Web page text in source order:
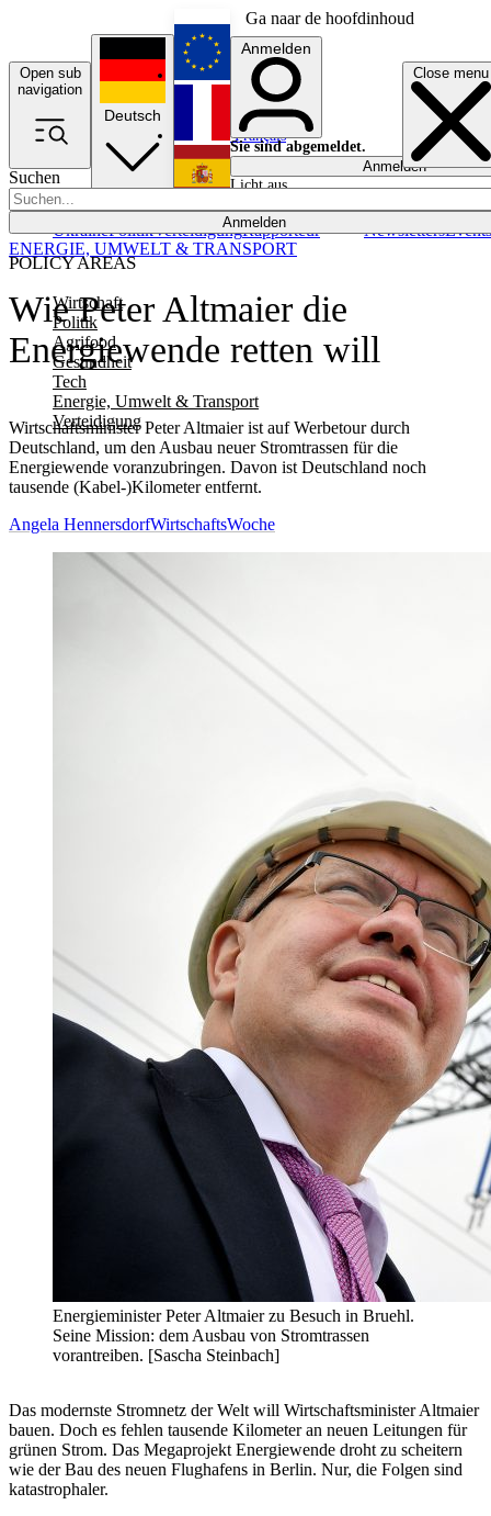
Ga naar de hoofdinhoud
Open sub
navigation
Close menu
Suchen
Anmelden
POLICY AREAS
Wirtschaft
Politik
Agrifood
Gesundheit
Tech
Energie, Umwelt & Transport
Verteidigung
UkrainePolitikVerteidigungRapporteur NewslettersEvents
Deutsch
English
Français
Anmelden
Sie sind abgemeldet.
Anmelden
Licht aus
Wie Peter Altmaier die
Energiewende retten will
Wirtschaftsminister Peter Altmaier ist auf Werbetour durch
Deutschland, um den Ausbau neuer Stromtrassen für die
Energiewende voranzubringen. Davon ist Deutschland noch
tausende (Kabel-)Kilometer entfernt.
ENERGIE, UMWELT & TRANSPORT
Angela HennersdorfWirtschaftsWoche
Energieminister Peter Altmaier zu Besuch in Bruehl.
Seine Mission: dem Ausbau von Stromtrassen
vorantreiben. [Sascha Steinbach]
Das modernste Stromnetz der Welt will Wirtschaftsminister Altmaier
bauen. Doch es fehlen tausende Kilometer an neuen Leitungen für
grünen Strom. Das Megaprojekt Energiewende droht zu scheitern
wie der Bau des neuen Flughafens in Berlin. Nur, die Folgen sind
katastrophaler.